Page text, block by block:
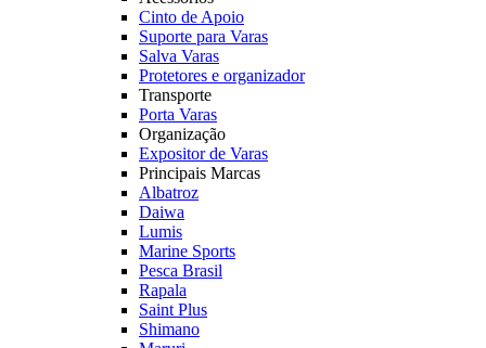
Cinto de Apoio
Suporte para Varas
Salva Varas
Protetores e organizador
Transporte
Porta Varas
Organização
Expositor de Varas
Principais Marcas
Albatroz
Daiwa
Lumis
Marine Sports
Pesca Brasil
Rapala
Saint Plus
Shimano